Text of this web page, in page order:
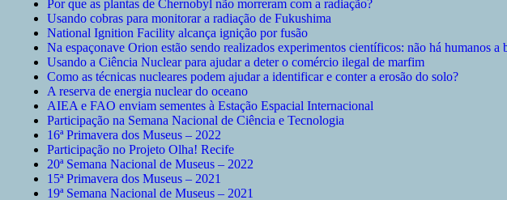
Por que as plantas de Chernobyl não morreram com a radiação?
Usando cobras para monitorar a radiação de Fukushima
National Ignition Facility alcança ignição por fusão
Na espaçonave Orion estão sendo realizados experimentos científicos: não há humanos a
Usando a Ciência Nuclear para ajudar a deter o comércio ilegal de marfim
Como as técnicas nucleares podem ajudar a identificar e conter a erosão do solo?
A reserva de energia nuclear do oceano
AIEA e FAO enviam sementes à Estação Espacial Internacional
Participação na Semana Nacional de Ciência e Tecnologia
16ª Primavera dos Museus – 2022
Participação no Projeto Olha! Recife
20ª Semana Nacional de Museus – 2022
15ª Primavera dos Museus – 2021
19ª Semana Nacional de Museus – 2021